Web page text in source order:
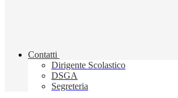
Contatti
Dirigente Scolastico
DSGA
Segreteria